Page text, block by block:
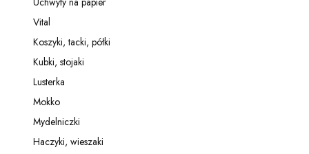
Kategoria - Uchwyty na papier
Kategoria - Vital
Vital
Kategoria - Koszyki, tacki, półki
Koszyki, tacki, półki
Kategoria - Kubki, stojaki
Kubki, stojaki
Kategoria - Lusterka
Lusterka
Kategoria - Mokko
Mokko
Kategoria - Mydelniczki
Mydelniczki
Kategoria - Haczyki, wieszaki
Haczyki, wieszaki